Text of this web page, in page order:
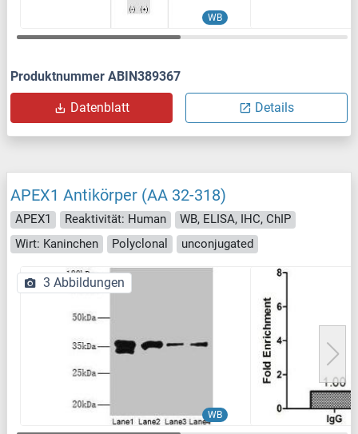
WB
Produktnummer ABIN389367
Datenblatt Details
APEX1 Antikörper (AA 32-318)
APEX1 Reaktivität: Human
WB, ELISA, IHC, ChIP
Wirt: Kaninchen
Polyclonal unconjugated
WB
3 Abbildungen